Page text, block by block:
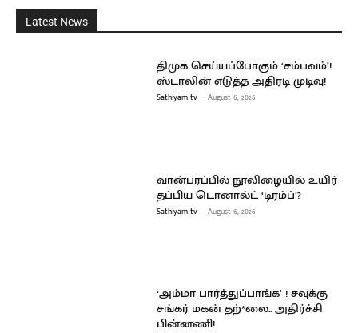
Latest News
திமுக செய்யப்போகும் ‘சம்பவம்’!
ஸ்டாலின் எடுத்த அதிரடி முடிவு!
Sathiyam tv - August 6, 2026
வான்பரப்பில் நூலிழையில் உயிர்
தப்பிய டொனால்ட் ‘டிரம்ப்’?
Sathiyam tv - August 6, 2026
‘அம்மா பார்த்துப்பாங்க’ ! சவுக்கு
சங்கர் மகன் தற்*லை.. அதிர்ச்சி
பின்னணி!